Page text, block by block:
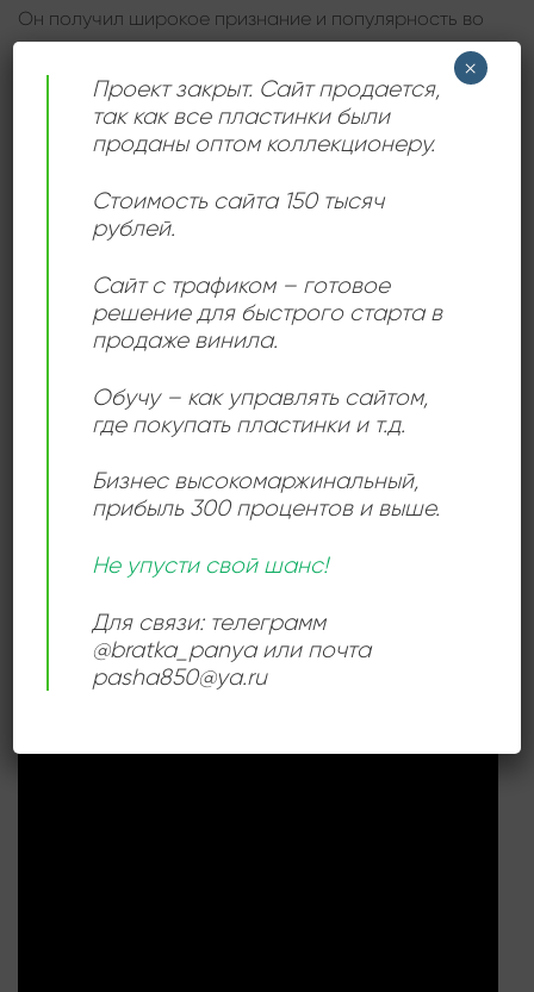
Он получил широкое признание и популярность во
всем советском союзе и остается важным
историческим свидетельством времени в
российской музыкальной культуре.
ДЕТАЛИ
Мелодия
РАЗМЕР ПЛАСТИНКИ 12 дюймов
СЛУШАТЬ ОНЛАЙН:
Проект закрыт. Сайт продается,
так как все пластинки были
проданы оптом коллекционеру.
Стоимость сайта 150 тысяч
рублей.
Сайт с трафиком – готовое
решение для быстрого старта в
продаже винила.
Обучу – как управлять сайтом,
где покупать пластинки и т.д.
Бизнес высокомаржинальный,
прибыль 300 процентов и выше.
Не упусти свой шанс!
Для связи: телеграмм
@bratka_panya или почта
pasha850@ya.ru
×